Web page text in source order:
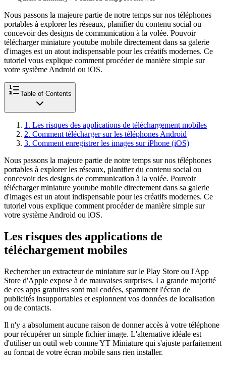
Nous passons la majeure partie de notre temps sur nos téléphones
portables à explorer les réseaux, planifier du contenu social ou
concevoir des designs de communication à la volée. Pouvoir
télécharger miniature youtube mobile directement dans sa galerie
d'images est un atout indispensable pour les créatifs modernes. Ce
tutoriel vous explique comment procéder de manière simple sur
votre système Android ou iOS.
Table of Contents
1 . Les risques des applications de téléchargement mobiles
2. Comment télécharger sur les téléphones Android
3. Comment enregistrer les images sur iPhone (iOS)
Nous passons la majeure partie de notre temps sur nos téléphones
portables à explorer les réseaux, planifier du contenu social ou
concevoir des designs de communication à la volée. Pouvoir
télécharger miniature youtube mobile directement dans sa galerie
d'images est un atout indispensable pour les créatifs modernes. Ce
tutoriel vous explique comment procéder de manière simple sur
votre système Android ou iOS.
Les risques des applications de
téléchargement mobiles
Rechercher un extracteur de miniature sur le Play Store ou l'App
Store d'Apple expose à de mauvaises surprises. La grande majorité
de ces apps gratuites sont mal codées, spamment l'écran de
publicités insupportables et espionnent vos données de localisation
ou de contacts.
Il n'y a absolument aucune raison de donner accès à votre téléphone
pour récupérer un simple fichier image. L'alternative idéale est
d'utiliser un outil web comme YT Miniature qui s'ajuste parfaitement
au format de votre écran mobile sans rien installer.